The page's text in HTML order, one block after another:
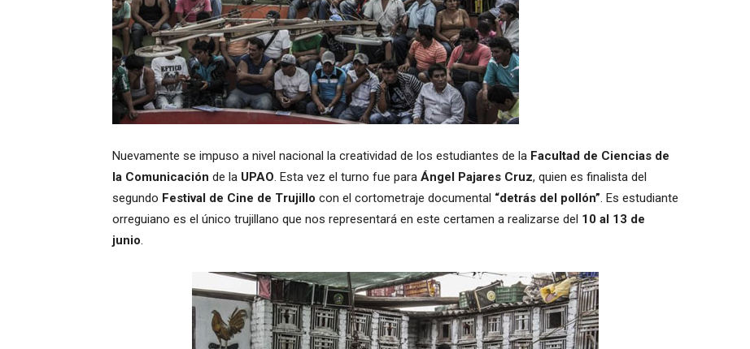
Nuevamente se impuso a nivel nacional la creatividad de los estudiantes de la Facultad de Ciencias de
la Comunicación de la UPAO. Esta vez el turno fue para Ángel Pajares Cruz, quien es finalista del
segundo Festival de Cine de Trujillo con el cortometraje documental “detrás del pollón”. Es estudiante
orreguiano es el único trujillano que nos representará en este certamen a realizarse del 10 al 13 de
junio.